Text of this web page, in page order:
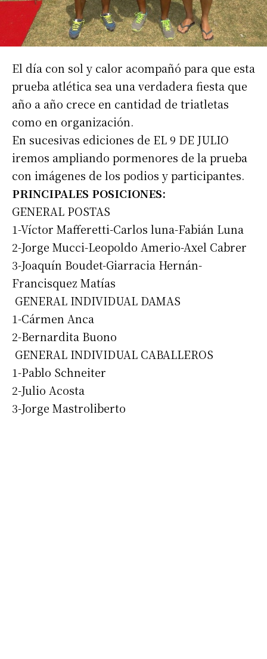
El día con sol y calor acompañó para que esta
prueba atlética sea una verdadera fiesta que
año a año crece en cantidad de triatletas
como en organización.
En sucesivas ediciones de EL 9 DE JULIO
iremos ampliando pormenores de la prueba
con imágenes de los podios y participantes.
PRINCIPALES POSICIONES:
GENERAL POSTAS
1-Víctor Mafferetti-Carlos luna-Fabián Luna
2-Jorge Mucci-Leopoldo Amerio-Axel Cabrer
3-Joaquín Boudet-Giarracia Hernán-
Francisquez Matías
GENERAL INDIVIDUAL DAMAS
1-Cármen Anca
2-Bernardita Buono
GENERAL INDIVIDUAL CABALLEROS
1-Pablo Schneiter
2-Julio Acosta
3-Jorge Mastroliberto